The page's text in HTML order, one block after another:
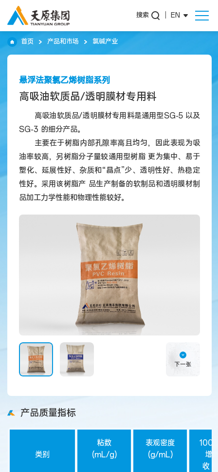
搜索 EN
首页 产品和市场 氯碱产业
悬浮法聚氯乙烯树脂系列
高吸油软质品/透明膜材专用料
高吸油软质品/透明膜材专用料是通用型SG-5 以及
SG-3 的细分产品。
主要在于树脂内部孔隙率高且均匀，因此表现为吸
油率较高，另树脂分子量较通用型树脂 更为集中、易于
塑化、延展性好、杂质和“晶点”少、透明性好、热稳定
性好。采用该树脂产 品生产制备的软制品和透明膜材制
品加工力学性能和物理性能较好。
下一张
产品质量指标
类别
粘数
(mL/g)
表观密度
(g/mL)
增
收